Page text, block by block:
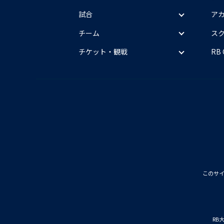
試合
チーム
チケット・観戦
ア
ス
RB
このサ
RB